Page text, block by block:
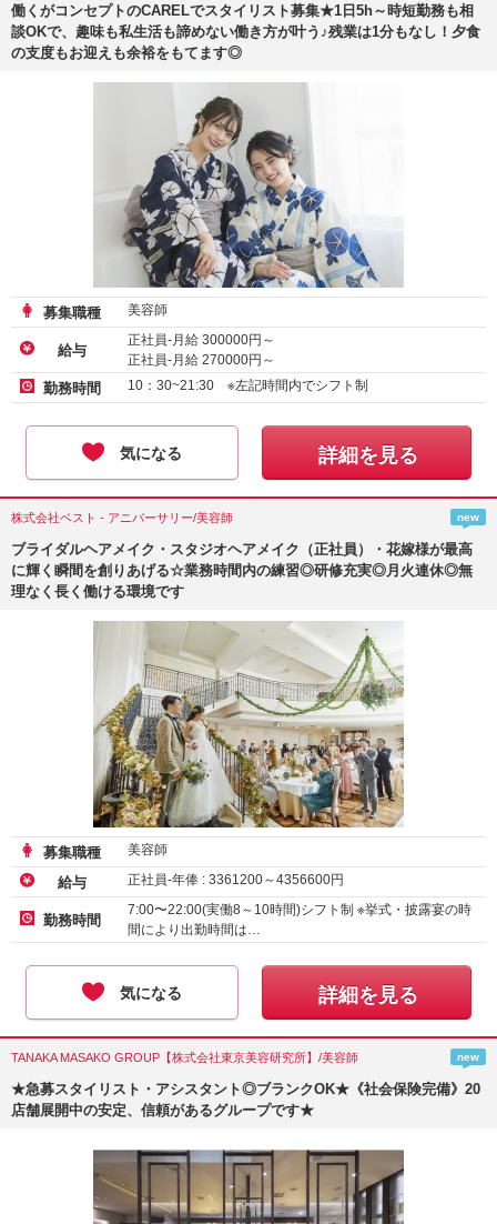
働くがコンセプトのCARELでスタイリスト募集★1日5h～時短勤務も相
談OKで、趣味も私生活も諦めない働き方が叶う♪残業は1分もなし！夕食
の支度もお迎えも余裕をもてます◎
募集職種 美容師
給与
正社員-月給 300000円～
正社員-月給 270000円～
アルバイト・パート-時給1500円～
勤務時間 10：30~21:30 ※左記時間内でシフト制
気になる 詳細を見る
株式会社ベスト - アニバーサリー/美容師 new
ブライダルヘアメイク・スタジオヘアメイク（正社員）・花嫁様が最高
に輝く瞬間を創りあげる☆業務時間内の練習◎研修充実◎月火連休◎無
理なく長く働ける環境です
募集職種 美容師
給与 正社員-年俸 : 3361200～4356600円
勤務時間
7:00〜22:00(実働8～10時間)シフト制 ※挙式・披露宴の時
間により出勤時間は…
気になる 詳細を見る
TANAKA MASAKO GROUP【株式会社東京美容研究所】/美容師 new
★急募スタイリスト・アシスタント◎ブランクOK★《社会保険完備》20
店舗展開中の安定、信頼があるグループです★